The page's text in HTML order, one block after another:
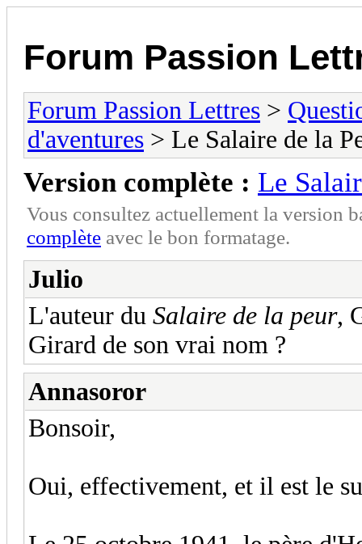
Forum Passion
Forum Passion Lettres >
d'aventures > Le Salaire de la
Version complète : Le
Vous consultez actuellement la version
complète avec le bon formatage.
Julio
L'auteur du Salaire de la peur,
Girard de son vrai nom ?
Annasoror
Bonsoir,
Oui, effectivement, et il est le